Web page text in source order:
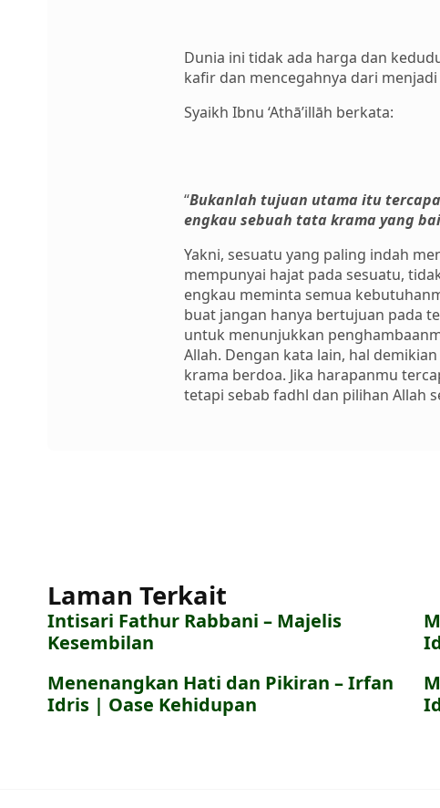
Dunia ini tidak ada harga dan
kafir dan mencegahnya dari menjadi
Syaikh Ibnu ‘Athā’illāh berkata:
“Bukanlah tujuan utama itu
engkau sebuah tata krama yang
Yakni, sesuatu yang paling indah
mempunyai hajat pada sesuatu,
engkau meminta semua
buat jangan hanya bertujuan pada
untuk menunjukkan
Allah. Dengan kata lain, hal
krama berdoa. Jika harapanmu
tetapi sebab fadhl dan pilihan Allah
Laman Terkait
Intisari Fathur Rabbani – Majelis
Kesembilan
Menenangkan Hati dan Pikiran – Irfan
Idris | Oase Kehidupan